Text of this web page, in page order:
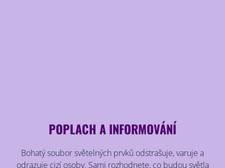
POPLACH A INFORMOVÁNÍ
Bohatý soubor světelných prvků odstrašuje, varuje a
odrazuje cizí osoby. Sami rozhodnete, co budou světla